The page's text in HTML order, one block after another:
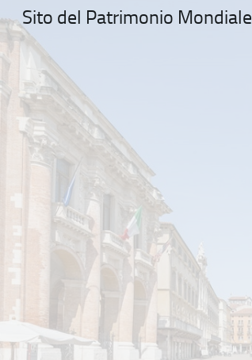
Sito del Patrimonio Mondiale